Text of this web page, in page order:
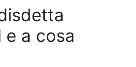
e a cosa